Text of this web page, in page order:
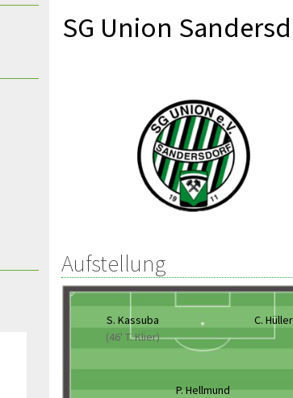
SG Union
Aufstellung
S. Kassuba
(46' T. Klier)
C. Hüller
P. Hellmund